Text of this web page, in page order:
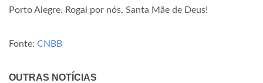
Porto Alegre. Rogai por nós, Santa Mãe de Deus!
Fonte: CNBB
OUTRAS NOTÍCIAS